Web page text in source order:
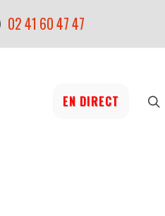
02 41 60 47 47
EN DIRECT